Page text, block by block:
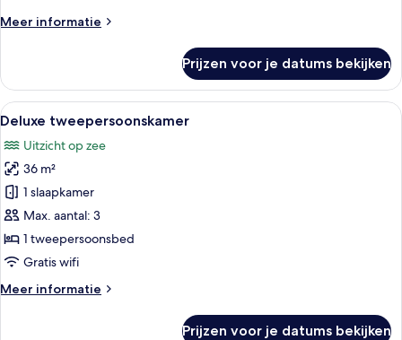
Meer informatie
Meer
Suite
Diamond
Service
Prijzen voor je datums bekijken
Alle
foto's
voor
Deluxe
tweepersoonskamer
laden
Luxe beddengoed, een gratis
3
Deluxe tweepersoonskamer
Uitzicht op zee
36 m²
1 slaapkamer
Max. aantal: 3
1 tweepersoonsbed
Gratis wifi
Meer informatie
Meer
Prijzen voor je datums bekijken